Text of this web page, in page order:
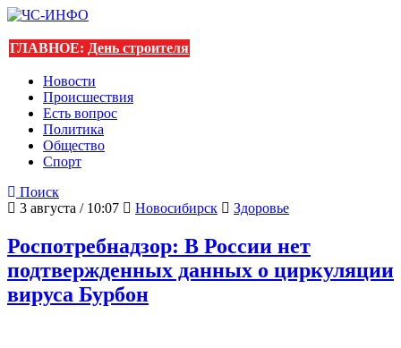
ГЛАВНОЕ: День строителя
Новости
Происшествия
Есть вопрос
Политика
Общество
Спорт
Поиск
3 августа / 10:07
Новосибирск Здоровье
Роспотребнадзор: В России нет
подтвержденных данных о циркуляции
вируса Бурбон